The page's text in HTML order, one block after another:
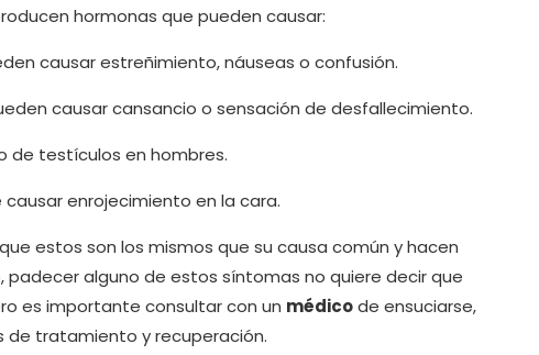
hormonas que pueden causar:
causar estreñimiento, náuseas o confusión.
causar cansancio o sensación de desfallecimiento.
de testículos en hombres.
enrojecimiento en la cara.
estos son los mismos que su causa común y hacen
alguno de estos síntomas no quiere decir que
es importante consultar con un médicode ensuciarse,
de tratamiento y recuperación.